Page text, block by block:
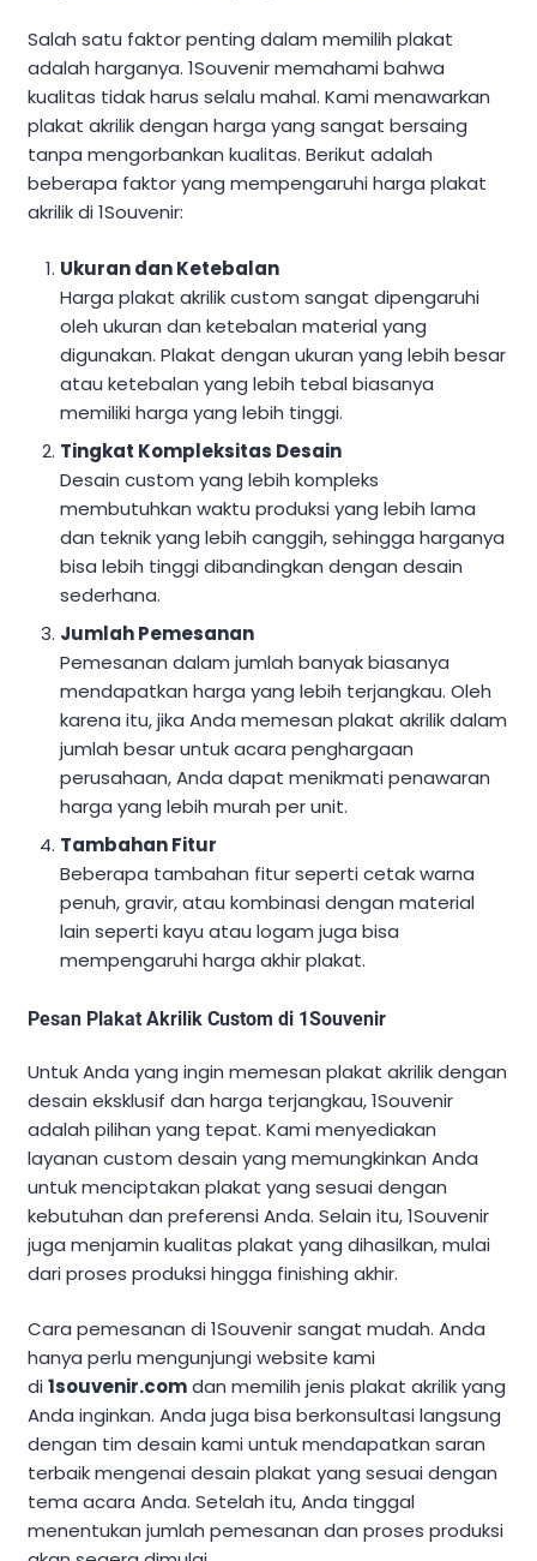
Salah satu faktor penting dalam memilih plakat
adalah harganya. 1Souvenir memahami bahwa
kualitas tidak harus selalu mahal. Kami menawarkan
plakat akrilik dengan harga yang sangat bersaing
tanpa mengorbankan kualitas. Berikut adalah
beberapa faktor yang mempengaruhi harga plakat
akrilik di 1Souvenir:
Ukuran dan Ketebalan
Harga plakat akrilik custom sangat dipengaruhi
oleh ukuran dan ketebalan material yang
digunakan. Plakat dengan ukuran yang lebih besar
atau ketebalan yang lebih tebal biasanya
memiliki harga yang lebih tinggi.
Tingkat Kompleksitas Desain
Desain custom yang lebih kompleks
membutuhkan waktu produksi yang lebih lama
dan teknik yang lebih canggih, sehingga harganya
bisa lebih tinggi dibandingkan dengan desain
sederhana.
Jumlah Pemesanan
Pemesanan dalam jumlah banyak biasanya
mendapatkan harga yang lebih terjangkau. Oleh
karena itu, jika Anda memesan plakat akrilik dalam
jumlah besar untuk acara penghargaan
perusahaan, Anda dapat menikmati penawaran
harga yang lebih murah per unit.
Tambahan Fitur
Beberapa tambahan fitur seperti cetak warna
penuh, gravir, atau kombinasi dengan material
lain seperti kayu atau logam juga bisa
mempengaruhi harga akhir plakat.
Pesan Plakat Akrilik Custom di 1Souvenir
Untuk Anda yang ingin memesan plakat akrilik dengan
desain eksklusif dan harga terjangkau, 1Souvenir
adalah pilihan yang tepat. Kami menyediakan
layanan custom desain yang memungkinkan Anda
untuk menciptakan plakat yang sesuai dengan
kebutuhan dan preferensi Anda. Selain itu, 1Souvenir
juga menjamin kualitas plakat yang dihasilkan, mulai
dari proses produksi hingga finishing akhir.
Cara pemesanan di 1Souvenir sangat mudah. Anda
hanya perlu mengunjungi website kami
di1souvenir.comdan memilih jenis plakat akrilik yang
Anda inginkan. Anda juga bisa berkonsultasi langsung
dengan tim desain kami untuk mendapatkan saran
terbaik mengenai desain plakat yang sesuai dengan
tema acara Anda. Setelah itu, Anda tinggal
menentukan jumlah pemesanan dan proses produksi